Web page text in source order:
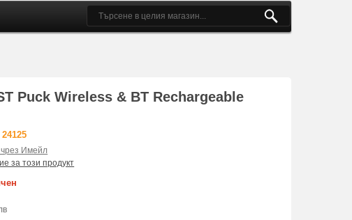
Puck Wireless & BT Rechargeable
Имейл
за този продукт